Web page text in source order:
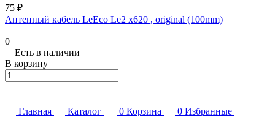
75 ₽
Антенный кабель LeEco Le2 x620 , original (100mm)
0
Есть в наличии
В корзину
Главная Каталог 0 Корзина 0 Избранные